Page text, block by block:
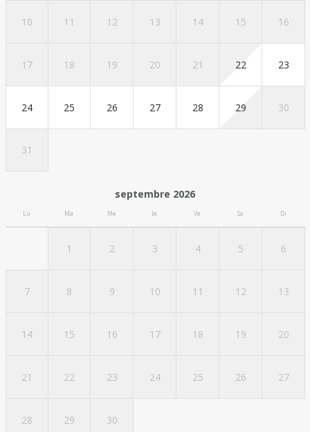
10 11 12 13 14 15 16
17 18 19 20 21 22 23
24 25 26 27 28 29 30
31
septembre 2026
Lu Ma Me Je Ve Sa Di
1 2 3 4 5 6
7 8 9 10 11 12 13
14 15 16 17 18 19 20
21 22 23 24 25 26 27
28 29 30